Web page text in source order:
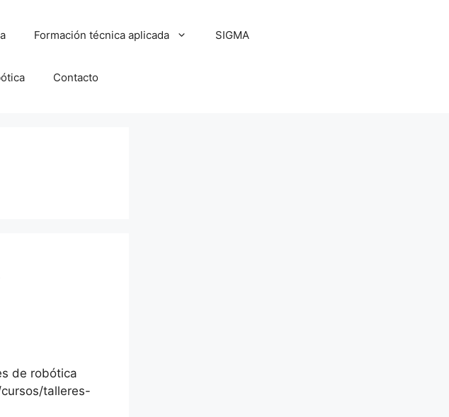
Formación técnica aplicada SIGMA
Contacto
de robótica
talleres-